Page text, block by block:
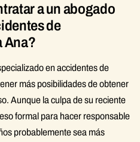
a un abogado
de
Ana?
en accidentes de
más posibilidades de obtener
Aunque la culpa de su reciente
formal para hacer responsable
probablemente sea más